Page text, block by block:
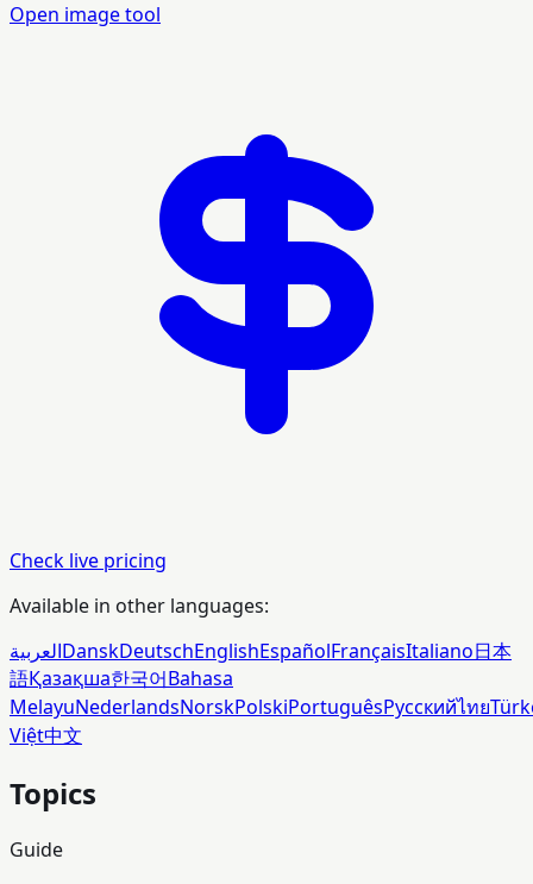
Open image tool
Check live pricing
Available in other languages:
العربيةDanskDeutschEnglishEspañolFrançaisItaliano日本
語Қазақша한국어Bahasa
MelayuNederlandsNorskPolskiPortuguêsРусскийไทย
Việt中文
Topics
Guide